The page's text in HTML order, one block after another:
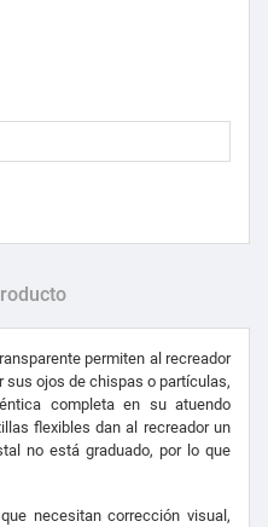
permiten al recreador
sus ojos de chispas o partículas,
completa en su atuendo
flexibles dan al recreador un
no está graduado, por lo que
necesitan corrección visual,